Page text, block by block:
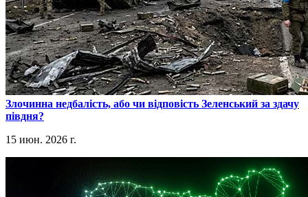
​Злочинна недбалість, або чи відповість Зеленський за здачу
півдня?
15 июн. 2026 г.